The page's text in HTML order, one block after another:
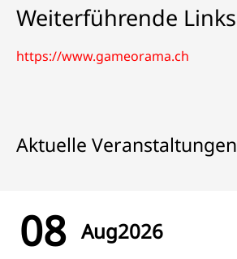
Weiterführende Links
https://www.gameorama.ch
Aktuelle Veranstaltungen
08 Aug2026